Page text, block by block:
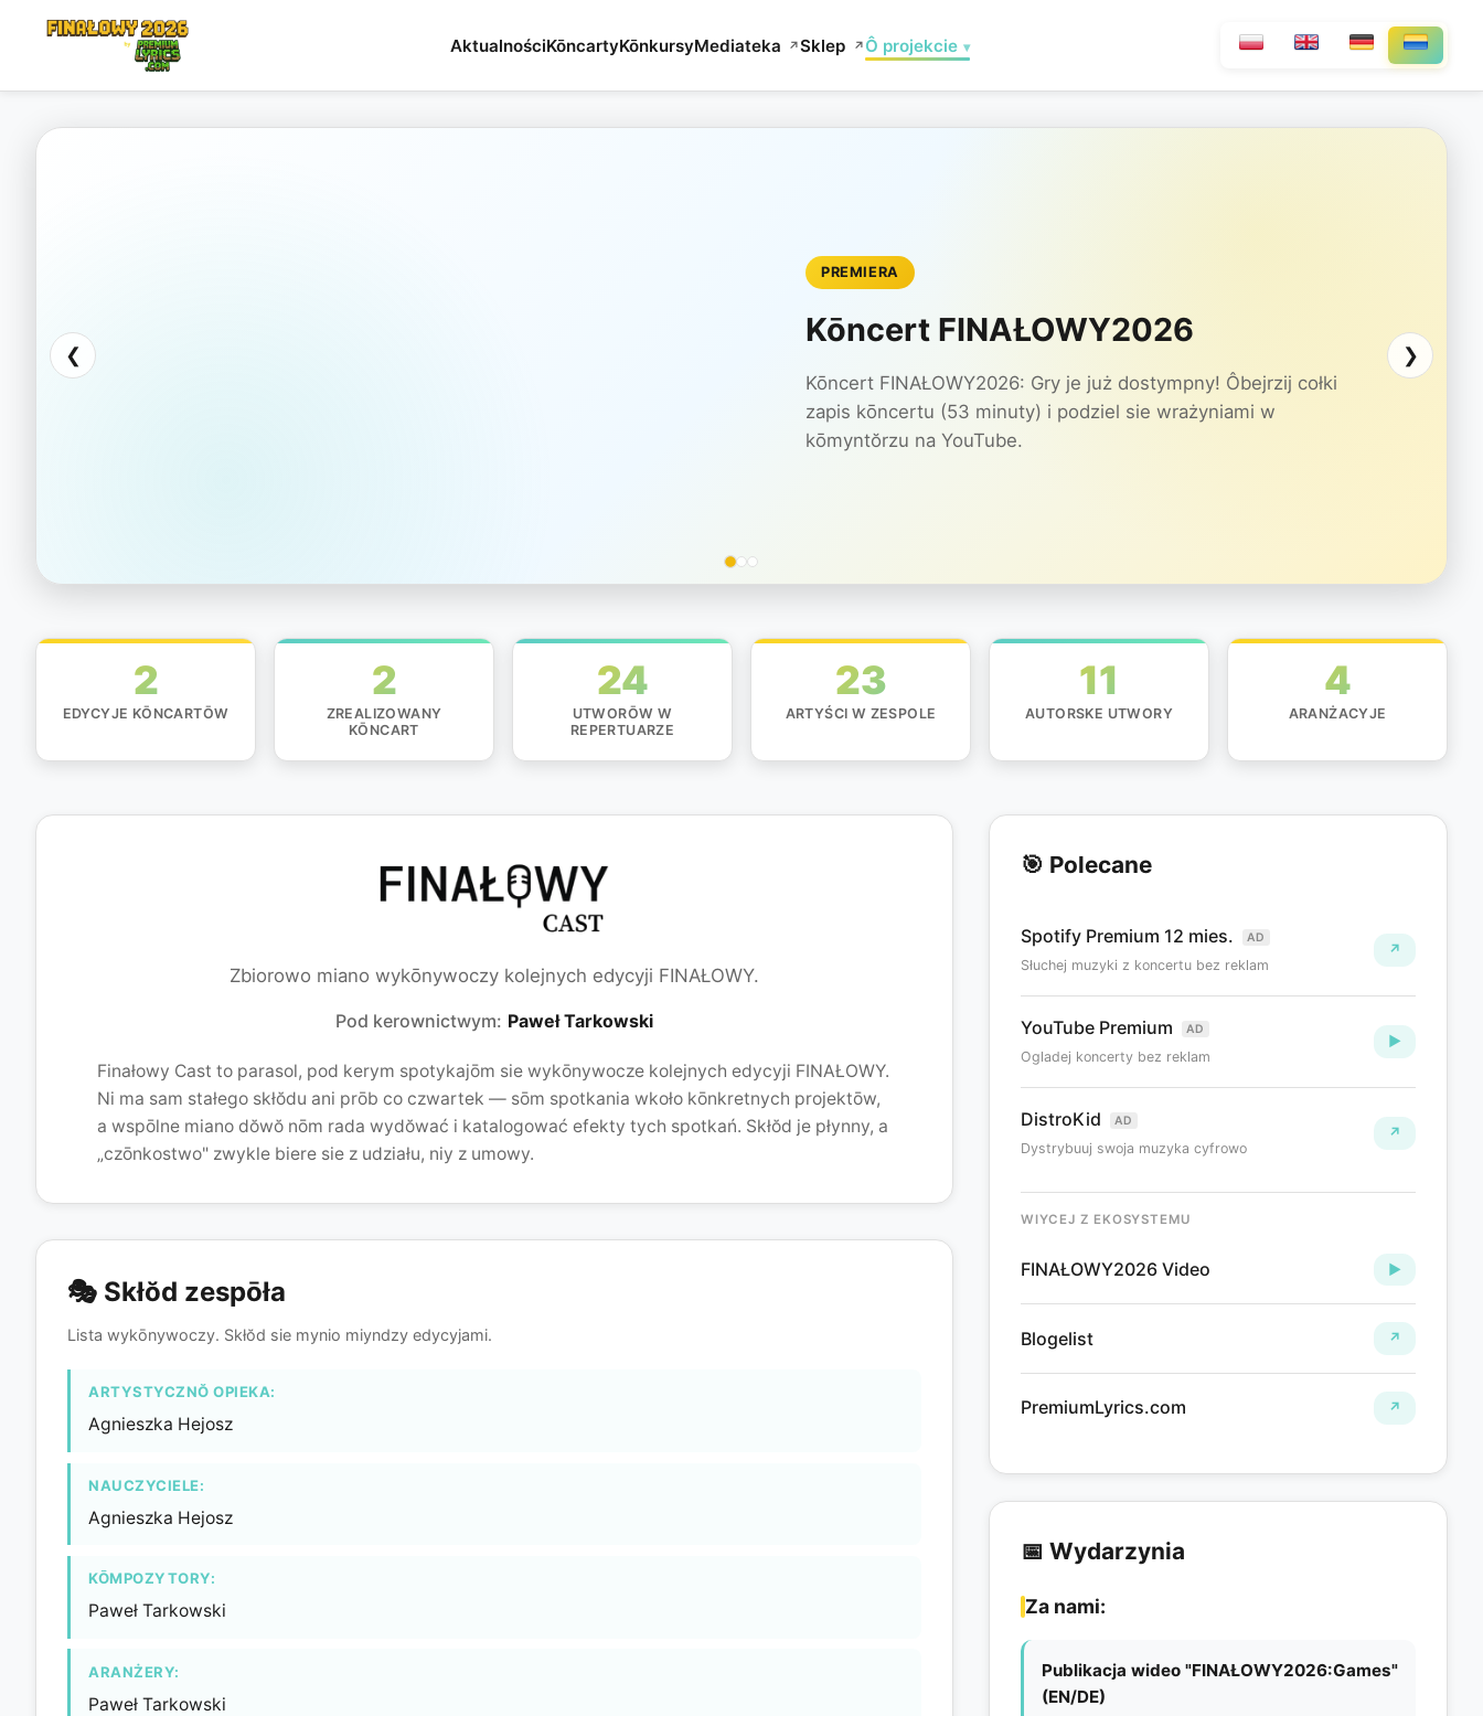
AktualnościKōncartyKōnkursyMediateka ↗Sklep ↗Ô projekcie ▾
PREMIERA
Kōncert FINAŁOWY2026
Kōncert FINAŁOWY2026: Gry je już dostympny! Ôbejrzij cołki
zapis kōncertu (53 minuty) i podziel sie wrażyniami w
kōmyntŏrzu na YouTube.
❮ ❯
2
EDYCYJE KŌNCARTŌW
2
ZREALIZOWANY
KŌNCART
24
UTWORŌW W
REPERTUARZE
23
ARTYŚCI W ZESPOLE
11
AUTORSKE UTWORY
4
ARANŻACYJE
Finałowy CastZbiorowo miano wykōnywoczy kolejnych edycyji FINAŁOWY.
Pod kerownictwym: Paweł Tarkowski
Finałowy Cast to parasol, pod kerym spotykajōm sie wykōnywocze kolejnych edycyji FINAŁOWY.
Ni ma sam stałego skłŏdu ani prōb co czwartek — sōm spotkania wkoło kōnkretnych projektōw,
a wspōlne miano dŏwŏ nōm rada wydŏwać i katalogować efekty tych spotkań. Skłŏd je płynny, a
„czōnkostwo" zwykle biere sie z udziału, niy z umowy.
🎭 Skłŏd zespōła
Lista wykōnywoczy. Skłŏd sie mynio miyndzy edycyjami.
ARTYSTYCZNŎ OPIEKA:
Agnieszka Hejosz
NAUCZYCIELE:
Agnieszka Hejosz
KŌMPOZYTORY:
Paweł Tarkowski
ARANŻERY:
Paweł Tarkowski
🎯 Polecane
Spotify Premium 12 mies. AD
Słuchej muzyki z koncertu bez reklam
↗
YouTube Premium AD
Ogladej koncerty bez reklam
▶
DistroKid AD
Dystrybuuj swoja muzyka cyfrowo
↗
WIYCEJ Z EKOSYSTEMU
FINAŁOWY2026 Video ►
Blogelist ↗
PremiumLyrics.com ↗
📅 Wydarzynia
Za nami:
Publikacja wideo "FINAŁOWY2026:Games"
(EN/DE)